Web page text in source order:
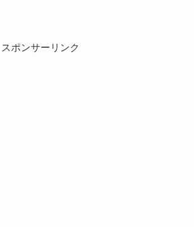
スポンサーリンク